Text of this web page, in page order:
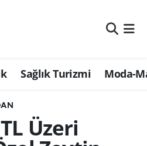
Sağlık Turizmi Moda-
Üzeri